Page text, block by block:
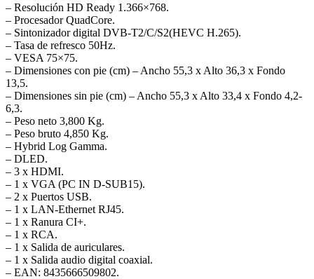
– Resolución HD Ready 1.366×768.
– Procesador QuadCore.
– Sintonizador digital DVB-T2/C/S2(HEVC H.265).
– Tasa de refresco 50Hz.
– VESA 75×75.
– Dimensiones con pie (cm) – Ancho 55,3 x Alto 36,3 x Fondo
13,5.
– Dimensiones sin pie (cm) – Ancho 55,3 x Alto 33,4 x Fondo 4,2-
6,3.
– Peso neto 3,800 Kg.
– Peso bruto 4,850 Kg.
– Hybrid Log Gamma.
– DLED.
– 3 x HDMI.
– 1 x VGA (PC IN D-SUB15).
– 2 x Puertos USB.
– 1 x LAN-Ethernet RJ45.
– 1 x Ranura CI+.
– 1 x RCA.
– 1 x Salida de auriculares.
– 1 x Salida audio digital coaxial.
– EAN: 8435666509802.